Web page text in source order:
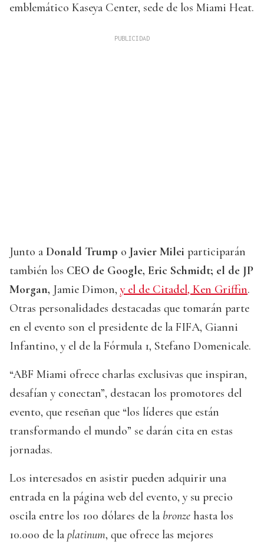
emblemático Kaseya Center, sede de los Miami Heat.
Junto a Donald Trump o Javier Milei participarán
también los CEO de Google, Eric Schmidt; el de JP
Morgan, Jamie Dimon,y el de Citadel, Ken Griffin.
Otras personalidades destacadas que tomarán parte
en el evento son el presidente de la FIFA, Gianni
Infantino, y el de la Fórmula 1, Stefano Domenicale.
“ABF Miami ofrece charlas exclusivas que inspiran,
desafían y conectan”, destacan los promotores del
evento, que reseñan que “los líderes que están
transformando el mundo” se darán cita en estas
jornadas.
Los interesados en asistir pueden adquirir una
entrada en la página web del evento, y su precio
oscila entre los 100 dólares de la bronze hasta los
10.000 de la platinum, que ofrece las mejores